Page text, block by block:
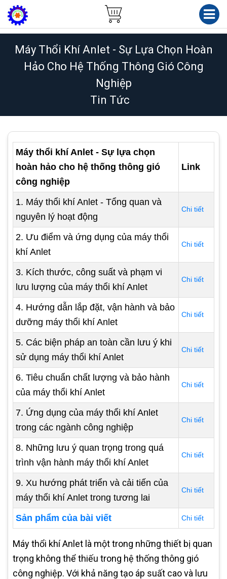
Máy Thổi Khí Anlet - Sự Lựa Chọn Hoàn
Hảo Cho Hệ Thống Thông Gió Công
Nghiệp
Tin Tức
Máy thổi khí Anlet - Sự lựa chọn
hoàn hảo cho hệ thống thông gió
công nghiệp
Link
1. Máy thổi khí Anlet - Tổng quan và
nguyên lý hoạt động
Chi tiết
2. Ưu điểm và ứng dụng của máy thổi
khí Anlet
Chi tiết
3. Kích thước, công suất và phạm vi
lưu lượng của máy thổi khí Anlet
Chi tiết
4. Hướng dẫn lắp đặt, vận hành và bảo
dưỡng máy thổi khí Anlet
Chi tiết
5. Các biện pháp an toàn cần lưu ý khi
sử dụng máy thổi khí Anlet
Chi tiết
6. Tiêu chuẩn chất lượng và bảo hành
của máy thổi khí Anlet
Chi tiết
7. Ứng dụng của máy thổi khí Anlet
trong các ngành công nghiệp
Chi tiết
8. Những lưu ý quan trọng trong quá
trình vận hành máy thổi khí Anlet
Chi tiết
9. Xu hướng phát triển và cải tiến của
máy thổi khí Anlet trong tương lai
Chi tiết
Sản phẩm của bài viết Chi tiết
Máy thổi khí Anlet là một trong những thiết bị quan
trọng không thể thiếu trong hệ thống thông gió
công nghiệp. Với khả năng tạo áp suất cao và lưu